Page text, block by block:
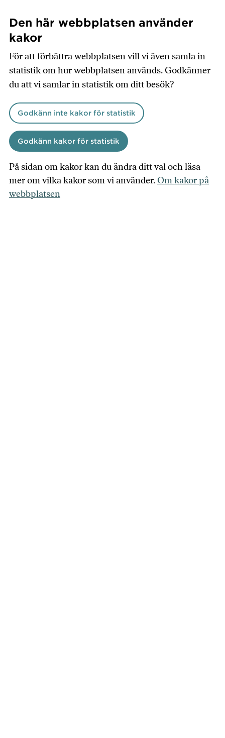
till
huvudinnehåll
Den här webbplatsen använder
kakor
För att förbättra webbplatsen vill vi även samla in
statistik om hur webbplatsen används. Godkänner
du att vi samlar in statistik om ditt besök?
Godkänn inte kakor för statistik
Godkänn kakor för statistik
På sidan om kakor kan du ändra ditt val och läsa
mer om vilka kakor som vi använder.Om kakor på
webbplatsen